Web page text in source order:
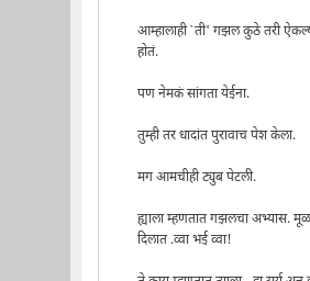
आम्हालाही `ती' गझल कुठे तरी
होतं.
पण नेमकं सांगता येईना.
तुम्ही तर धादांत पुरावाच पेश केला.
मग आमचीही ट्युब पेटली.
ह्याला म्हणतात गझलचा अभ्यास. मूळ
दिलात .व्वा भई व्वा!